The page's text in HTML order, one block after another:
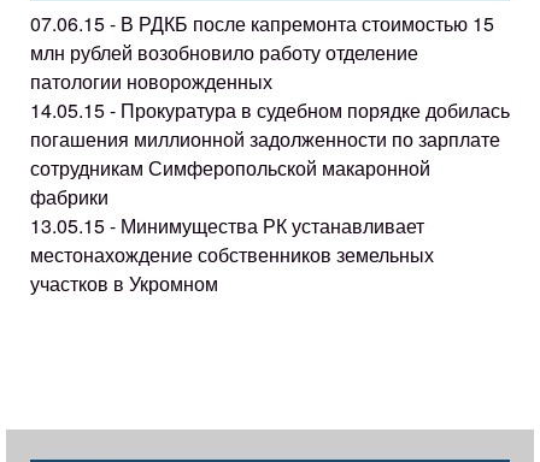
07.06.15 - В РДКБ после капремонта стоимостью 15
млн рублей возобновило работу отделение
патологии новорожденных
14.05.15 - Прокуратура в судебном порядке добилась
погашения миллионной задолженности по зарплате
сотрудникам Симферопольской макаронной
фабрики
13.05.15 - Минимущества РК устанавливает
местонахождение собственников земельных
участков в Укромном